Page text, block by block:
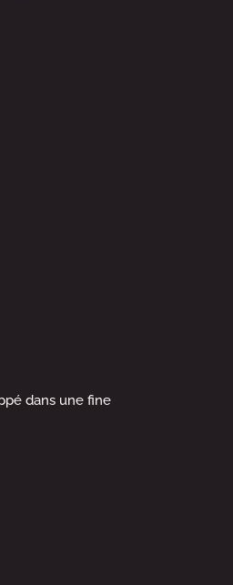
dans une fine